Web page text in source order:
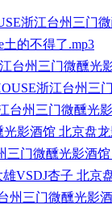
浙江台州三门
土的不得了.mp3
台州三门微醺光
浙江台州三
台州三门微醺光
影酒馆 北京盘
三门微醺光影酒
雄VSDJ杏子 北京
州三门微醺光影